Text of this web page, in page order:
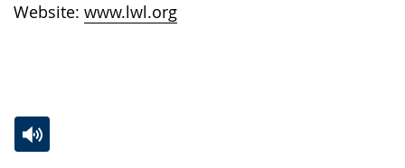
Website: www.lwl.org